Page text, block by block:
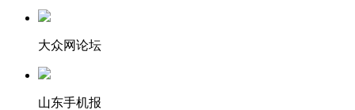
大众网论坛
山东手机报